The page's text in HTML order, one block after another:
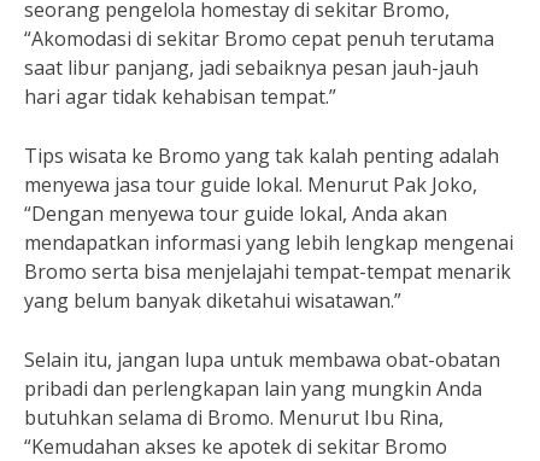
seorang pengelola homestay di sekitar Bromo,
“Akomodasi di sekitar Bromo cepat penuh terutama
saat libur panjang, jadi sebaiknya pesan jauh-jauh
hari agar tidak kehabisan tempat.”
Tips wisata ke Bromo yang tak kalah penting adalah
menyewa jasa tour guide lokal. Menurut Pak Joko,
“Dengan menyewa tour guide lokal, Anda akan
mendapatkan informasi yang lebih lengkap mengenai
Bromo serta bisa menjelajahi tempat-tempat menarik
yang belum banyak diketahui wisatawan.”
Selain itu, jangan lupa untuk membawa obat-obatan
pribadi dan perlengkapan lain yang mungkin Anda
butuhkan selama di Bromo. Menurut Ibu Rina,
“Kemudahan akses ke apotek di sekitar Bromo